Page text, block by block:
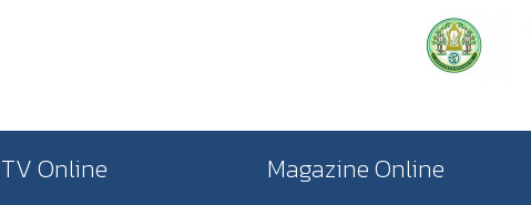
TV Online Magazine Online